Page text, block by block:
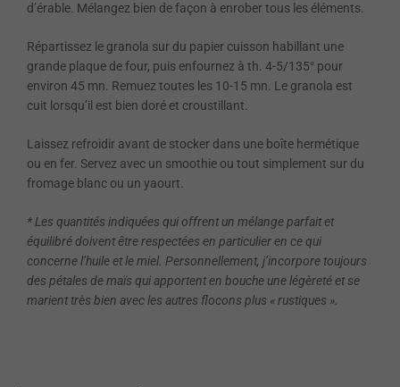
d’érable. Mélangez bien de façon à enrober tous les éléments.
Répartissez le granola sur du papier cuisson habillant une
grande plaque de four, puis enfournez à th. 4-5/135° pour
environ 45 mn. Remuez toutes les 10-15 mn. Le granola est
cuit lorsqu’il est bien doré et croustillant.
Laissez refroidir avant de stocker dans une boîte hermétique
ou en fer. Servez avec un smoothie ou tout simplement sur du
fromage blanc ou un yaourt.
* Les quantités indiquées qui offrent un mélange parfait et
équilibré doivent être respectées en particulier en ce qui
concerne l’huile et le miel. Personnellement, j’incorpore toujours
des pétales de maïs qui apportent en bouche une légèreté et se
marient très bien avec les autres flocons plus « rustiques ».